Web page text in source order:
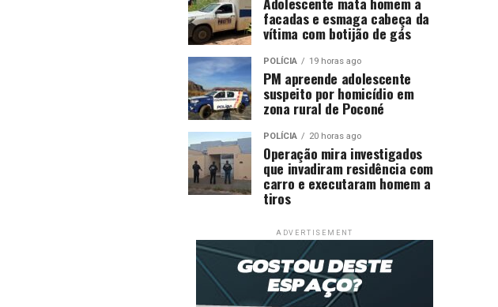
facadas e esmaga cabeça da
vítima com botijão de gás
POLÍCIA 19 horas ago
PM apreende adolescente
suspeito por homicídio em
zona rural de Poconé
POLÍCIA 20 horas ago
Operação mira investigados
que invadiram residência com
carro e executaram homem a
tiros
ADVERTISEMENT